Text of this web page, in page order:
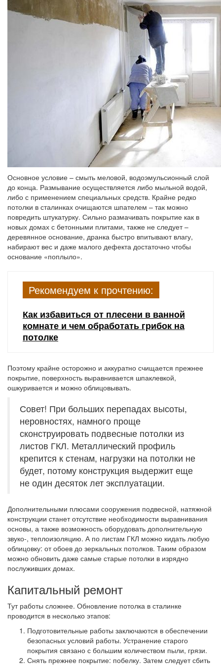
Основное условие – смыть меловой, водоэмульсионный слой
до конца. Размывание осуществляется либо мыльной водой,
либо с применением специальных средств. Крайне редко
потолки в сталинках очищаются шпателем – так можно
повредить штукатурку. Сильно размачивать покрытие как в
новых домах с бетонными плитами, также не следует –
деревянное основание, дранка быстро впитывают влагу,
набирают вес и даже малого дефекта достаточно чтобы
основание «поплыло».
Рекомендуем к прочтению:
Как избавиться от плесени в ванной
комнате и чем обработать грибок на
потолке
Поэтому крайне осторожно и аккуратно счищается прежнее
покрытие, поверхность выравнивается шпаклевкой,
ошкуривается и можно облицовывать.
Совет! При больших перепадах высоты,
неровностях, намного проще
сконструировать подвесные потолки из
листов ГКЛ. Металлический профиль
крепится к стенам, нагрузки на потолки не
будет, потому конструкция выдержит еще
не один десяток лет эксплуатации.
Дополнительными плюсами сооружения подвесной, натяжной
конструкции станет отсутствие необходимости выравнивания
основы, а также возможность оборудовать дополнительную
звуко-, теплоизоляцию. А по листам ГКЛ можно кидать любую
облицовку: от обоев до зеркальных потолков. Таким образом
можно обновить даже самые старые потолки в изрядно
послуживших домах.
Капитальный ремонт
Тут работы сложнее. Обновление потолка в сталинке
проводится в несколько этапов:
Подготовительные работы заключаются в обеспечении
безопасных условий работы. Устранение старого
покрытия связано с большим количеством пыли, грязи.
Снять прежнее покрытие: побелку. Затем следует сбить